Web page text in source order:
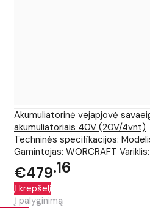
Akumuliatorinė vejapjovė
akumuliatoriais 40V (20V/4vnt)
Techninės specifikacijos:
Gamintojas: WORCRAFT
€479 16
Į krepšelį
Į palyginimą